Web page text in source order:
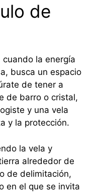
de
cuando la energía
busca un espacio
de tener a
de barro o cristal,
y una vela
y la protección.
la vela y
alrededor de
de delimitación,
en el que se invita